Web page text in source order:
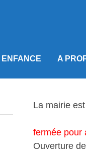
ENFANCE A
La mairie
fermée pour
Ouverture